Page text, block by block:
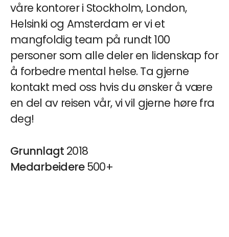
våre kontorer i Stockholm, London,
Helsinki og Amsterdam er vi et
mangfoldig team på rundt 100
personer som alle deler en lidenskap for
å forbedre mental helse. Ta gjerne
kontakt med oss ​​hvis du ønsker å være
en del av reisen vår, vi vil gjerne høre fra
deg!
Grunnlagt 2018
Medarbeidere500+